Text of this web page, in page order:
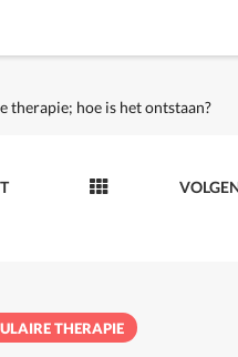
therapie; hoe is het ontstaan?
THERAPIE